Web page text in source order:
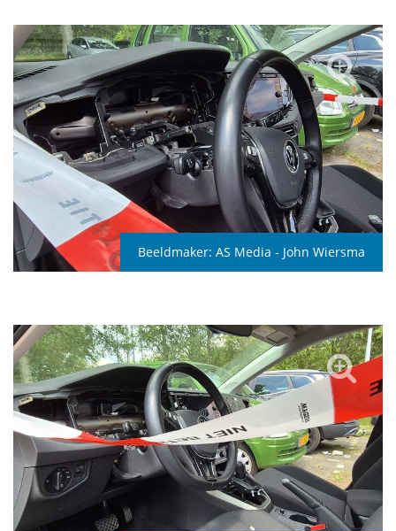
Beeldmaker: AS Media - John Wiersma